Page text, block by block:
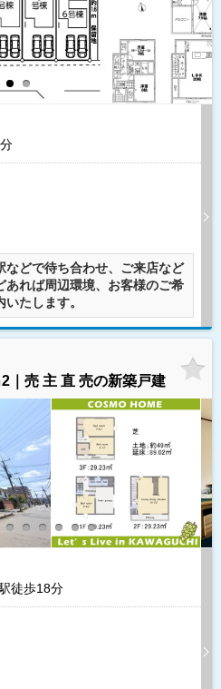
分
などで待ち合わせ、ご来店など
あれば周辺環境、お客様のご希
たします。
｜売 主 直 売の新築戸建
徒歩18分